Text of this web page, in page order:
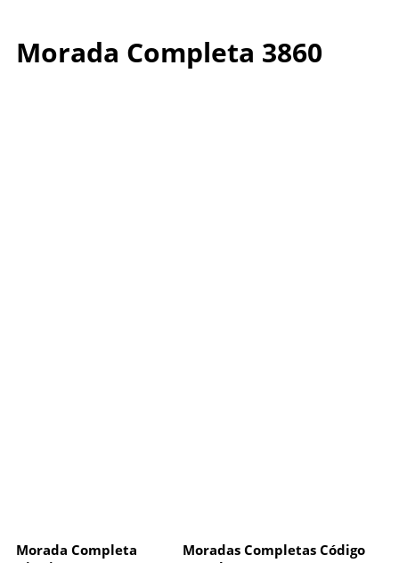
Morada Completa 3860
Morada Completa
Moradas Completas Código